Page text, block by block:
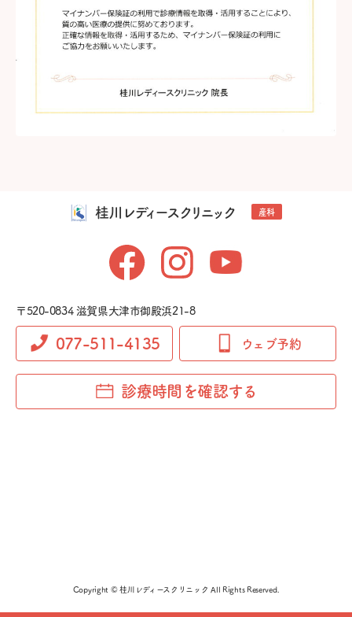
桂川レディースクリニック 産科
〒520-0834 滋賀県大津市御殿浜21-8
077-511-4135 ウェブ予約
診療時間を確認する
Copyright © 桂川レディースクリニック All Rights Reserved.